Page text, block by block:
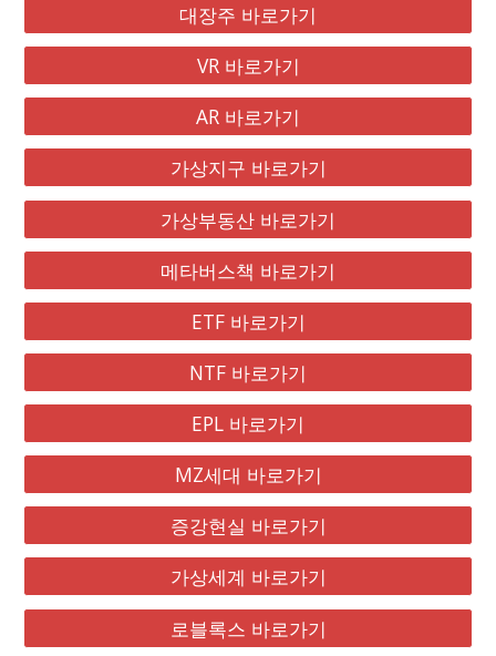
대장주 바로가기
VR 바로가기
AR 바로가기
가상지구 바로가기
가상부동산 바로가기
메타버스책 바로가기
ETF 바로가기
NTF 바로가기
EPL 바로가기
MZ세대 바로가기
증강현실 바로가기
가상세계 바로가기
로블록스 바로가기